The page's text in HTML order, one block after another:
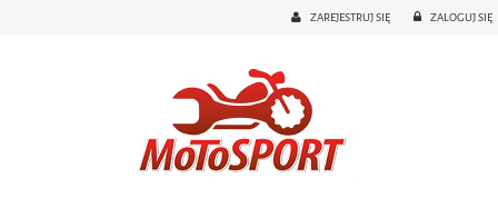
ZAREJESTRUJ SIĘ ZALOGUJ SIĘ